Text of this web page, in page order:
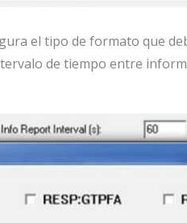
el tipo de formato que
de tiempo entre